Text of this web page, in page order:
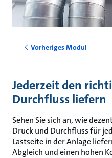
Vorheriges Modul
Jederzeit den
Durchfluss liefern
Sehen Sie sich an, wie
Druck und Durchfluss für
Lastseite in der Anlage
Abgleich und einen hohen